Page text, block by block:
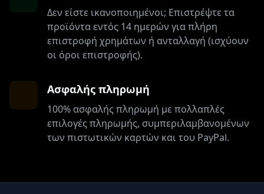
Δεν είστε ικανοποιημένοι; Επιστρέψτε τα
προϊόντα εντός 14 ημερών για πλήρη
επιστροφή χρημάτων ή ανταλλαγή (ισχύουν
οι όροι επιστροφής).
Ασφαλής πληρωμή
100% ασφαλής πληρωμή με πολλαπλές
επιλογές πληρωμής, συμπεριλαμβανομένων
των πιστωτικών καρτών και του PayPal.